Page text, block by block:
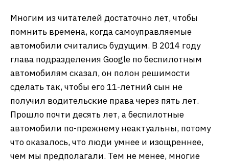
Многим из читателей достаточно лет, чтобы
помнить времена, когда самоуправляемые
автомобили считались будущим. В 2014 году
глава подразделения Google по беспилотным
автомобилям сказал, он полон решимости
сделать так, чтобы его 11-летний сын не
получил водительские права через пять лет.
Прошло почти десять лет, а беспилотные
автомобили по-прежнему неактуальны, потому
что оказалось, что люди умнее и изощреннее,
чем мы предполагали. Тем не менее, многие